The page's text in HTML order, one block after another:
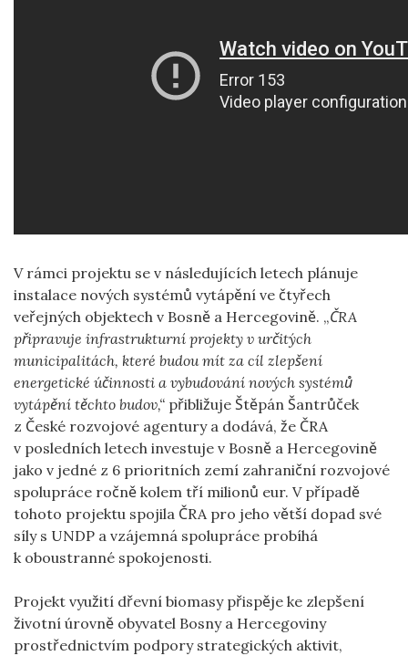
V rámci projektu se v následujících letech plánuje
instalace nových systémů vytápění ve čtyřech
veřejných objektech v Bosně a Hercegovině. „ČRA
připravuje infrastrukturní projekty v určitých
municipalitách, které budou mít za cíl zlepšení
energetické účinnosti a vybudování nových systémů
vytápění těchto budov,“ přibližuje Štěpán Šantrůček
z České rozvojové agentury a dodává, že ČRA
v posledních letech investuje v Bosně a Hercegovině
jako v jedné z 6 prioritních zemí zahraniční rozvojové
spolupráce ročně kolem tří milionů eur. V případě
tohoto projektu spojila ČRA pro jeho větší dopad své
síly s UNDP a vzájemná spolupráce probíhá
k oboustranné spokojenosti.
Projekt využití dřevní biomasy přispěje ke zlepšení
životní úrovně obyvatel Bosny a Hercegoviny
prostřednictvím podpory strategických aktivit,